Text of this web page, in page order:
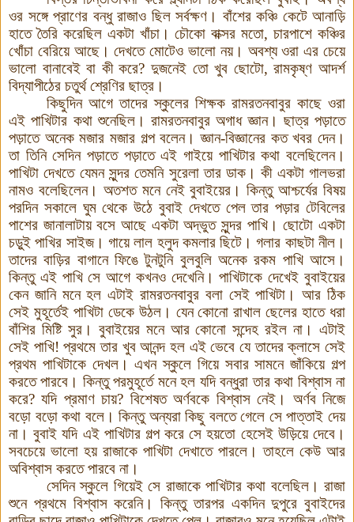
ওর সঙ্গেপ্রাণের বন্ধু রাজাও ছিল সর্বক্ষণ। বাঁশের কঞ্চি কেটে আনাড়ি
হাতে তৈরি করেছিল একটা খাঁচা। চৌকো বাক্সর মতো, চারপাশে কঞ্চির
খোঁচা বেরিয়ে আছে। দেখতে মোটেও ভালো নয়। অবশ্য ওরা এর চেয়ে
ভালো বানাবেই বা কী করে? দুজনেই তো খুব ছোটো, রামকৃষ্ণ আদর্শ
বিদ্যাপীঠের চতুর্থ শ্রেণির ছাত্র।
কিছুদিন আগে তাদের স্কুলের শিক্ষক রামরতনবাবুর কাছে ওরা
এই পাখিটার কথা শুনেছিল। রামরতনবাবুর অগাধ জ্ঞান। ছাত্র পড়াতে
পড়াতে অনেক মজার মজার গল্প বলেন। জ্ঞান-বিজ্ঞানের কত খবর দেন।
তা তিনি সেদিন পড়াতে পড়াতে এই গাইয়ে পাখিটার কথা বলেছিলেন।
পাখিটা দেখতে যেমন সুন্দর তেমনি সুরেলা তার ডাক। কী একটা গালভরা
নামও বলেছিলেন। অতশত মনে নেই বুবাইয়ের। কিন্তু আশ্চর্যের বিষয়
পরদিন সকালে ঘুম থেকে উঠে বুবাই দেখতে পেল তার পড়ার টেবিলের
পাশের জানালাটায় বসে আছে একটা অদ্ভুত সুন্দর পাখি। ছোটো একটা
চড়ুই পাখির সাইজ। গায়ে লাল হলুদ কমলার ছিটে। গলার কাছটা নীল।
তাদের বাড়ির বাগানে ফিঙে টুনটুনি বুলবুলি অনেক রকম পাখি আসে।
কিন্তু এই পাখি সে আগে কখনও দেখেনি। পাখিটাকে দেখেই বুবাইয়ের
কেন জানি মনে হল এটাই রামরতনবাবুর বলা সেই পাখিটা। আর ঠিক
সেই মুহূর্তেই পাখিটা ডেকে উঠল। যেন কোনো রাখাল ছেলের হাতে ধরা
বাঁশির মিষ্টি সুর। বুবাইয়ের মনে আর কোনো সন্দেহ রইল না। এটাই
সেই পাখি! প্রথমে তার খুব আনন্দ হল এই ভেবে যে তাদের ক্লাসে সেই
প্রথম পাখিটাকে দেখল। এখন স্কুলে গিয়ে সবার সামনে জাঁকিয়ে গল্প
করতে পারবে। কিন্তু পরমুহূর্তেমনে হল যদি বন্ধুরা তার কথা বিশ্বাস না
করে? যদি প্রমাণ চায়? বিশেষত অর্ণবকে বিশ্বাস নেই। অর্ণব নিজে
বড়ো বড়ো কথা বলে। কিন্তু অন্যরা কিছু বলতে গেলে সে পাত্তাই দেয়
না। বুবাই যদি এই পাখিটার গল্প করে সে হয়তো হেসেই উড়িয়ে দেবে।
সবচেয়ে ভালো হয় রাজাকে পাখিটা দেখাতে পারলে। তাহলে কেউ আর
অবিশ্বাস করতে পারবে না।
সেদিন স্কুলে গিয়েই সে রাজাকে পাখিটার কথা বলেছিল। রাজা
শুনে প্রথমে বিশ্বাস করেনি। কিন্তু তারপর একদিন দুপুরে বুবাইদের